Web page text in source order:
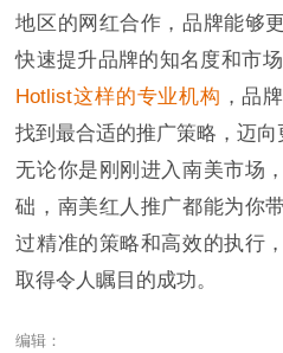
地区的网红合作，品牌能够
快速提升品牌的知名度和市
Hotlist这样的专业机构 ，品
找到最合适的推广策略，迈向
无论你是刚刚进入南美市场
础，南美红人推广都能为你
过精准的策略和高效的执行
取得令人瞩目的成功。
编辑：